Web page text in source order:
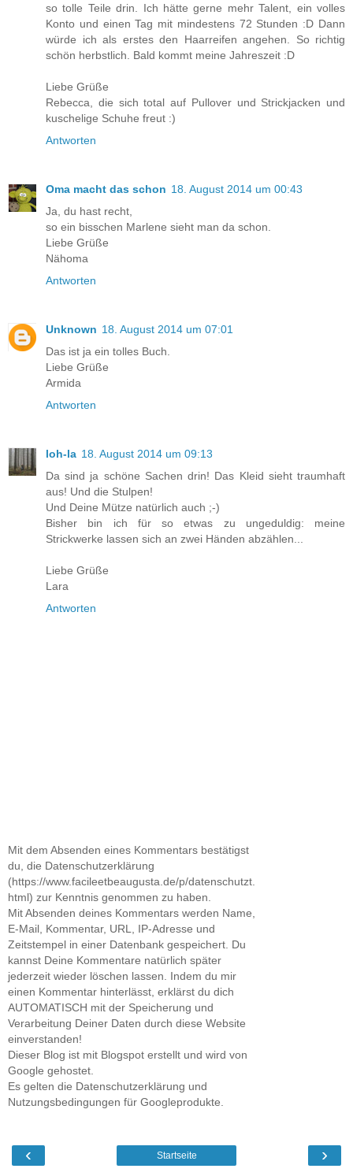
so tolle Teile drin. Ich hätte gerne mehr Talent, ein volles
Konto und einen Tag mit mindestens 72 Stunden :D Dann
würde ich als erstes den Haarreifen angehen. So richtig
schön herbstlich. Bald kommt meine Jahreszeit :D
Liebe Grüße
Rebecca, die sich total auf Pullover und Strickjacken und
kuschelige Schuhe freut :)
Antworten
Oma macht das schon 18. August 2014 um 00:43
Ja, du hast recht,
so ein bisschen Marlene sieht man da schon.
Liebe Grüße
Nähoma
Antworten
Unknown 18. August 2014 um 07:01
Das ist ja ein tolles Buch.
Liebe Grüße
Armida
Antworten
loh-la 18. August 2014 um 09:13
Da sind ja schöne Sachen drin! Das Kleid sieht traumhaft
aus! Und die Stulpen!
Und Deine Mütze natürlich auch ;-)
Bisher bin ich für so etwas zu ungeduldig: meine
Strickwerke lassen sich an zwei Händen abzählen...
Liebe Grüße
Lara
Antworten
Mit dem Absenden eines Kommentars bestätigst
du, die Datenschutzerklärung
(https://www.facileetbeaugusta.de/p/datenschutzt.
html) zur Kenntnis genommen zu haben.
Mit Absenden deines Kommentars werden Name,
E-Mail, Kommentar, URL, IP-Adresse und
Zeitstempel in einer Datenbank gespeichert. Du
kannst Deine Kommentare natürlich später
jederzeit wieder löschen lassen. Indem du mir
einen Kommentar hinterlässt, erklärst du dich
AUTOMATISCH mit der Speicherung und
Verarbeitung Deiner Daten durch diese Website
einverstanden!
Dieser Blog ist mit Blogspot erstellt und wird von
Google gehostet.
Es gelten die Datenschutzerklärung und
Nutzungsbedingungen für Googleprodukte.
‹ ›
Startseite